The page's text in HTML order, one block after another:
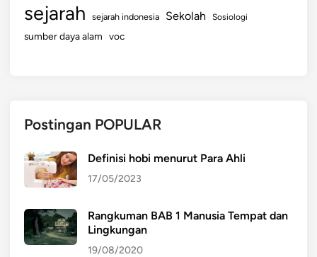
sejarah sejarah indonesia Sekolah Sosiologi
sumber daya alam voc
Postingan POPULAR
Definisi hobi menurut Para Ahli
17/05/2023
Rangkuman BAB 1 Manusia Tempat dan
Lingkungan
19/08/2020